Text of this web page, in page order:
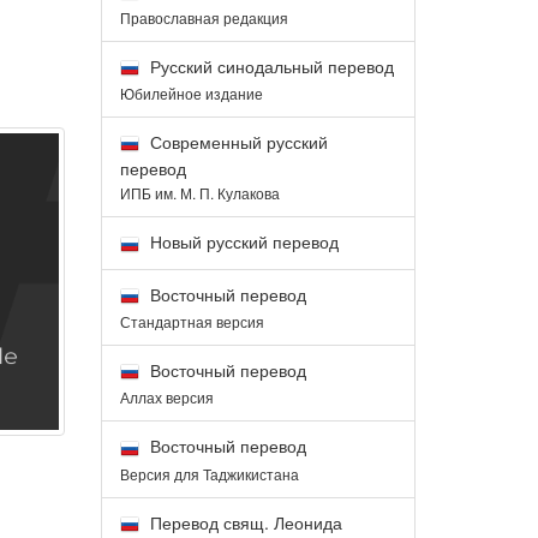
Православная редакция
Русский синодальный перевод
Юбилейное издание
Современный русский
перевод
ИПБ им. М. П. Кулакова
Новый русский перевод
Восточный перевод
Стандартная версия
Восточный перевод
Аллах версия
Восточный перевод
Версия для Таджикистана
Перевод свящ. Леонида